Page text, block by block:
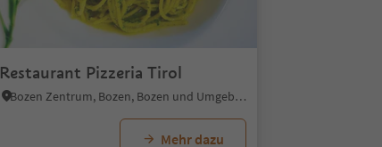
Restaurant Pizzeria Tirol
Bozen Zentrum, Bozen, Bozen und Umgebung
Mehr dazu